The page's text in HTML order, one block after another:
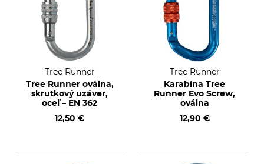
Tree Runner
Tree Runner oválna,
skrutkový uzáver,
oceľ – EN 362
12,50 €
Tree Runner
Karabína Tree
Runner Evo Screw,
oválna
12,90 €